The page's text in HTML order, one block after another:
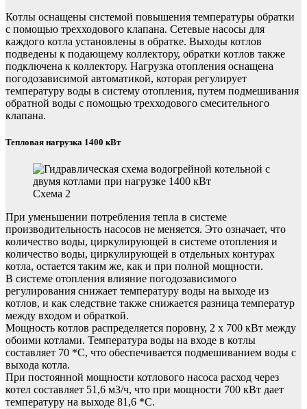
Котлы оснащены системой повышения температуры обратки
с помощью трехходового клапана. Сетевые насосы для
каждого котла установлены в обратке. Выходы котлов
подведены к подающему коллектору, обратки котлов также
подключена к коллектору. Нагрузка отопления оснащена
погодозависимой автоматикой, которая регулирует
температуру воды в систему отопления, путем подмешивания
обратной воды с помощью трехходового смесительного
клапана.
Тепловая нагрузка 1400 кВт
Схема 2
При уменьшении потребления тепла в системе
производительность насосов не меняется. Это означает, что
количество воды, циркулирующей в системе отопления и
количество воды, циркулирующей в отдельных контурах
котла, остается таким же, как и при полной мощности.
В системе отопления влияние погодозависимого
регулирования снижает температуру воды на выходе из
котлов, и как следствие также снижается разница температур
между входом и обраткой.
Мощность котлов распределяется поровну, 2 x 700 кВт между
обоими котлами. Температура воды на входе в котлы
составляет 70 *С, что обеспечивается подмешиванием воды с
выхода котла.
При постоянной мощности котлового насоса расход через
котел составляет 51,6 м3/ч, что при мощности 700 кВт дает
температуру на выходе 81,6 *С.